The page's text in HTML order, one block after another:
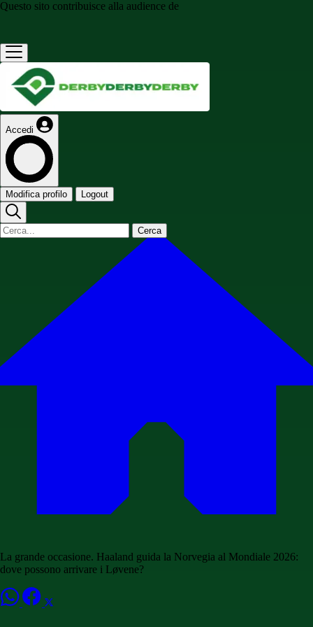
Questo sito contribuisce alla audience de
Accedi
Modifica profilo Logout
Cerca
La grande occasione. Haaland guida la Norvegia al Mondiale 2026:
dove possono arrivare i Løvene?